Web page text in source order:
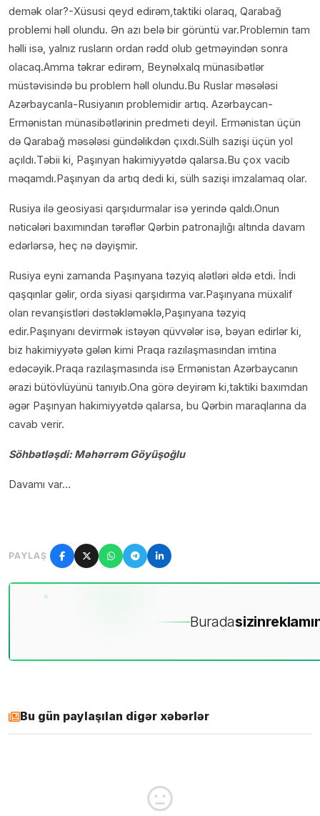
demək olar?-Xüsusi qeyd edirəm,taktiki olaraq, Qarabağ
problemi həll olundu. Ən azı belə bir görüntü var.Problemin tam
həlli isə, yalnız rusların ordan rədd olub getməyindən sonra
olacaq.Amma təkrar edirəm, Beynəlxalq münasibətlər
müstəvisində bu problem həll olundu.Bu Ruslar məsələsi
Azərbaycanla-Rusiyanın problemidir artıq. Azərbaycan-
Ermənistan münasibətlərinin predmeti deyil. Ermənistan üçün
də Qarabağ məsələsi gündəlikdən çıxdı.Sülh sazişi üçün yol
açıldı.Təbii ki, Paşınyan hakimiyyətdə qalarsa.Bu çox vacib
məqamdı.Paşınyan da artıq dedi ki, sülh sazişi imzalamaq olar.
Rusiya ilə geosiyasi qarşıdurmalar isə yerində qaldı.Onun
nəticələri baxımından tərəflər Qərbin patronajlığı altında davam
edərlərsə, heç nə dəyişmir.
Rusiya eyni zamanda Paşınyana təzyiq alətləri əldə etdi. İndi
qaşqınlar gəlir, orda siyasi qarşıdırma var.Paşınyana müxalif
olan revanşistləri dəstəkləməklə,Paşınyana təzyiq
edir.Paşınyanı devirmək istəyən qüvvələr isə, bəyan edirlər ki,
biz hakimiyyətə gələn kimi Praqa razılaşmasından imtina
edəcəyik.Praqa razılaşmasında isə Ermənistan Azərbaycanın
ərazi bütövlüyünü tanıyıb.Ona görə deyirəm ki,taktiki baxımdan
əgər Paşınyan hakimiyyətdə qalarsa, bu Qərbin maraqlarına da
cavab verir.
Söhbətləşdi: Məhərrəm Göyüşoğlu
Davamı var…
PAYLAŞ
Buradasizin
Bu gün paylaşılan digər xəbərlər